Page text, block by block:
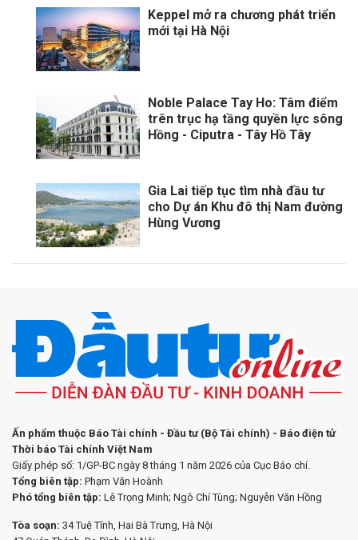
Keppel mở ra chương phát triển
mới tại Hà Nội
Noble Palace Tay Ho: Tâm điểm
trên trục hạ tầng quyền lực sông
Hồng - Ciputra - Tây Hồ Tây
Gia Lai tiếp tục tìm nhà đầu tư
cho Dự án Khu đô thị Nam đường
Hùng Vương
Ấn phẩm thuộc Báo Tài chính - Đầu tư (Bộ Tài chính) - Báo điện tử
Thời báo Tài chính Việt Nam
Giấy phép số: 1/GP-BC ngày 8 tháng 1 năm 2026 của Cục Báo chí.
Tổng biên tập: Phạm Văn Hoành
Phó tổng biên tập: Lê Trọng Minh; Ngô Chí Tùng; Nguyễn Văn Hồng
Tòa soạn: 34 Tuệ Tĩnh, Hai Bà Trưng, Hà Nội